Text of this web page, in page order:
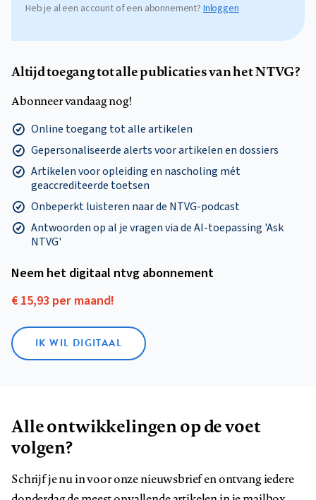
Heb je al een account of een abonnement? Inloggen
Altijd toegang tot alle publicaties van het NTVG?
Abonneer vandaag nog!
Online toegang tot alle artikelen
Gepersonaliseerde alerts voor artikelen en dossiers
Artikelen voor opleiding en nascholing mét
geaccrediteerde toetsen
Onbeperkt luisteren naar de NTVG-podcast
Antwoorden op al je vragen via de AI-toepassing 'Ask
NTVG'
Neem het digitaal ntvg abonnement
€ 15,93 per maand!
IK WIL DIGITAAL
Alle ontwikkelingen op de voet
volgen?
Schrijf je nu in voor onze nieuwsbrief en ontvang iedere